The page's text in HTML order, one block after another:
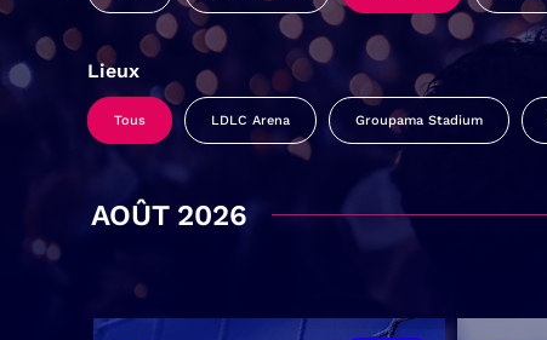
Lieux
Tous LDLC Arena Groupama Stadium
AOÛT 2026